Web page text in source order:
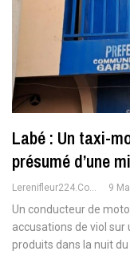
Labé : Un taxi-
présumé d’une
9
Un conducteur de
accusations de viol
produits dans la nuit